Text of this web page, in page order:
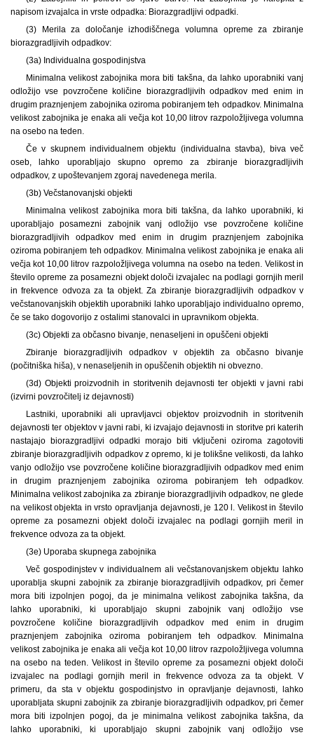
napisom izvajalca in vrste odpadka: Biorazgradljivi odpadki.
(3) Merila za določanje izhodiščnega volumna opreme za zbiranje
biorazgradljivih odpadkov:
(3a) Individualna gospodinjstva
Minimalna velikost zabojnika mora biti takšna, da lahko uporabniki vanj
odložijo vse povzročene količine biorazgradljivih odpadkov med enim in
drugim praznjenjem zabojnika oziroma pobiranjem teh odpadkov. Minimalna
velikost zabojnika je enaka ali večja kot 10,00 litrov razpoložljivega volumna
na osebo na teden.
Če v skupnem individualnem objektu (individualna stavba), biva več
oseb, lahko uporabljajo skupno opremo za zbiranje biorazgradljivih
odpadkov, z upoštevanjem zgoraj navedenega merila.
(3b) Večstanovanjski objekti
Minimalna velikost zabojnika mora biti takšna, da lahko uporabniki, ki
uporabljajo posamezni zabojnik vanj odložijo vse povzročene količine
biorazgradljivih odpadkov med enim in drugim praznjenjem zabojnika
oziroma pobiranjem teh odpadkov. Minimalna velikost zabojnika je enaka ali
večja kot 10,00 litrov razpoložljivega volumna na osebo na teden. Velikost in
število opreme za posamezni objekt določi izvajalec na podlagi gornjih meril
in frekvence odvoza za ta objekt. Za zbiranje biorazgradljivih odpadkov v
večstanovanjskih objektih uporabniki lahko uporabljajo individualno opremo,
če se tako dogovorijo z ostalimi stanovalci in upravnikom objekta.
(3c) Objekti za občasno bivanje, nenaseljeni in opuščeni objekti
Zbiranje biorazgradljivih odpadkov v objektih za občasno bivanje
(počitniška hiša), v nenaseljenih in opuščenih objektih ni obvezno.
(3d) Objekti proizvodnih in storitvenih dejavnosti ter objekti v javni rabi
(izvirni povzročitelj iz dejavnosti)
Lastniki, uporabniki ali upravljavci objektov proizvodnih in storitvenih
dejavnosti ter objektov v javni rabi, ki izvajajo dejavnosti in storitve pri katerih
nastajajo biorazgradljivi odpadki morajo biti vključeni oziroma zagotoviti
zbiranje biorazgradljivih odpadkov z opremo, ki je tolikšne velikosti, da lahko
vanjo odložijo vse povzročene količine biorazgradljivih odpadkov med enim
in drugim praznjenjem zabojnika oziroma pobiranjem teh odpadkov.
Minimalna velikost zabojnika za zbiranje biorazgradljivih odpadkov, ne glede
na velikost objekta in vrsto opravljanja dejavnosti, je 120 l. Velikost in število
opreme za posamezni objekt določi izvajalec na podlagi gornjih meril in
frekvence odvoza za ta objekt.
(3e) Uporaba skupnega zabojnika
Več gospodinjstev v individualnem ali večstanovanjskem objektu lahko
uporablja skupni zabojnik za zbiranje biorazgradljivih odpadkov, pri čemer
mora biti izpolnjen pogoj, da je minimalna velikost zabojnika takšna, da
lahko uporabniki, ki uporabljajo skupni zabojnik vanj odložijo vse
povzročene količine biorazgradljivih odpadkov med enim in drugim
praznjenjem zabojnika oziroma pobiranjem teh odpadkov. Minimalna
velikost zabojnika je enaka ali večja kot 10,00 litrov razpoložljivega volumna
na osebo na teden. Velikost in število opreme za posamezni objekt določi
izvajalec na podlagi gornjih meril in frekvence odvoza za ta objekt. V
primeru, da sta v objektu gospodinjstvo in opravljanje dejavnosti, lahko
uporabljata skupni zabojnik za zbiranje biorazgradljivih odpadkov, pri čemer
mora biti izpolnjen pogoj, da je minimalna velikost zabojnika takšna, da
lahko uporabniki, ki uporabljajo skupni zabojnik vanj odložijo vse